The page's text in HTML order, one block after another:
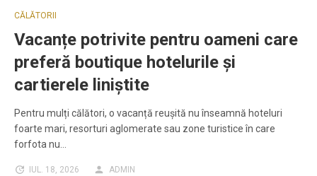
CĂLĂTORII
Vacanțe potrivite pentru oameni care
preferă boutique hotelurile și
cartierele liniștite
Pentru mulți călători, o vacanță reușită nu înseamnă hoteluri
foarte mari, resorturi aglomerate sau zone turistice în care
forfota nu…
IUL. 18, 2026 ADMIN